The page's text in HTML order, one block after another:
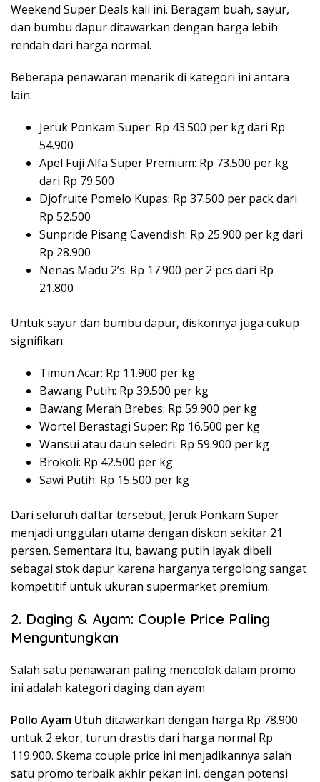
Weekend Super Deals kali ini. Beragam buah, sayur,
dan bumbu dapur ditawarkan dengan harga lebih
rendah dari harga normal.
Beberapa penawaran menarik di kategori ini antara
lain:
Jeruk Ponkam Super: Rp 43.500 per kg dari Rp
54.900
Apel Fuji Alfa Super Premium: Rp 73.500 per kg
dari Rp 79.500
Djofruite Pomelo Kupas: Rp 37.500 per pack dari
Rp 52.500
Sunpride Pisang Cavendish: Rp 25.900 per kg dari
Rp 28.900
Nenas Madu 2’s: Rp 17.900 per 2 pcs dari Rp
21.800
Untuk sayur dan bumbu dapur, diskonnya juga cukup
signifikan:
Timun Acar: Rp 11.900 per kg
Bawang Putih: Rp 39.500 per kg
Bawang Merah Brebes: Rp 59.900 per kg
Wortel Berastagi Super: Rp 16.500 per kg
Wansui atau daun seledri: Rp 59.900 per kg
Brokoli: Rp 42.500 per kg
Sawi Putih: Rp 15.500 per kg
Dari seluruh daftar tersebut, Jeruk Ponkam Super
menjadi unggulan utama dengan diskon sekitar 21
persen. Sementara itu, bawang putih layak dibeli
sebagai stok dapur karena harganya tergolong sangat
kompetitif untuk ukuran supermarket premium.
2. Daging & Ayam: Couple Price Paling
Menguntungkan
Salah satu penawaran paling mencolok dalam promo
ini adalah kategori daging dan ayam.
Pollo Ayam Utuh ditawarkan dengan harga Rp 78.900
untuk 2 ekor, turun drastis dari harga normal Rp
119.900. Skema couple price ini menjadikannya salah
satu promo terbaik akhir pekan ini, dengan potensi